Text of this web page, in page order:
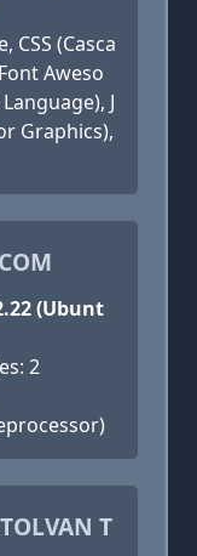
CSS (Casca
Aweso
J
Graphics),
(Ubunt
2
T